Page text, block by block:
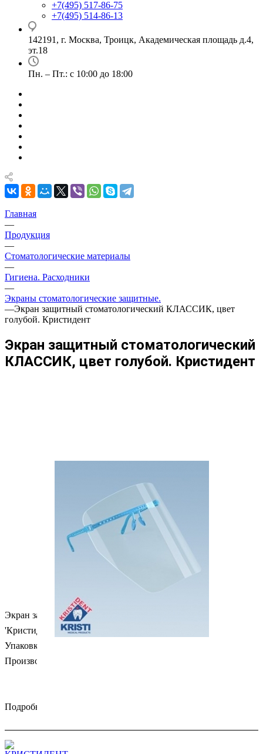
+7(495) 517-86-75
+7(495) 514-86-13
142191, г. Москва, Троицк, Академическая площадь д.4,
эт.18
Пн. – Пт.: с 10:00 до 18:00
Главная
—
Продукция
—
Стоматологические материалы
—
Гигиена. Расходники
—
Экраны стоматологические защитные.
—Экран защитный стоматологический КЛАССИК, цвет
голубой. Кристидент
Экран защитный стоматологический
КЛАССИК, цвет голубой. Кристидент
Экран защитный 'классик',
'Кристидент'.
Упаковка: оправа - 1шт., сменные экраны - 5шт.
Производитель: Кристидент (Россия).
Подробности